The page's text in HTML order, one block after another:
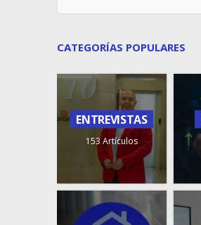
CATEGORÍAS POPULARES
ENTREVISTAS
153 Artículos